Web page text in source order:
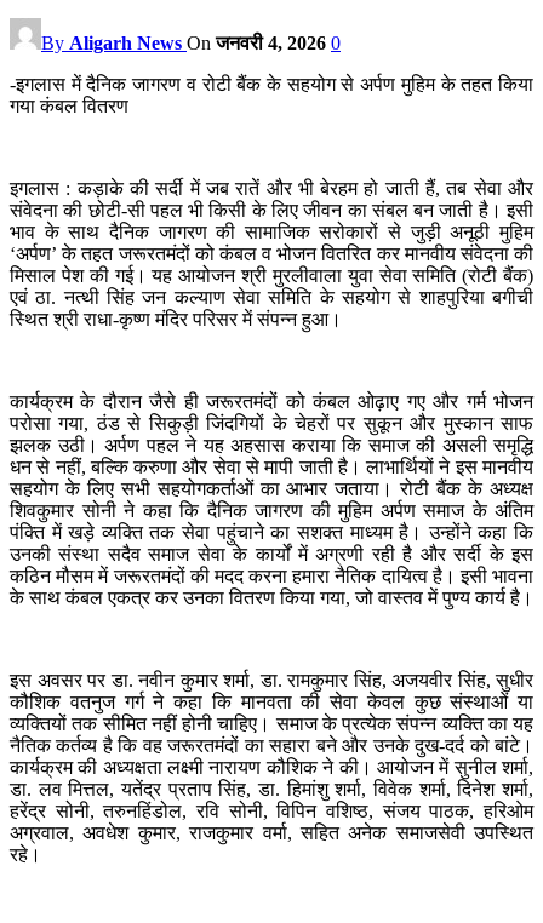
By Aligarh News Onजनवरी 4, 2026 0
-इगलास में दैनिक जागरण व रोटी बैंक के सहयोग से अर्पण मुहिम के तहत किया
गया कंबल वितरण
इगलास : कड़ाके की सर्दी में जब रातें और भी बेरहम हो जाती हैं, तब सेवा और
संवेदना की छोटी-सी पहल भी किसी के लिए जीवन का संबल बन जाती है। इसी
भाव के साथ दैनिक जागरण की सामाजिक सरोकारों से जुड़ी अनूठी मुहिम
‘अर्पण’ के तहत जरूरतमंदों को कंबल व भोजन वितरित कर मानवीय संवेदना की
मिसाल पेश की गई। यह आयोजन श्री मुरलीवाला युवा सेवा समिति (रोटी बैंक)
एवं ठा. नत्थी सिंह जन कल्याण सेवा समिति के सहयोग से शाहपुरिया बगीची
स्थित श्री राधा-कृष्ण मंदिर परिसर में संपन्न हुआ।
कार्यक्रम के दौरान जैसे ही जरूरतमंदों को कंबल ओढ़ाए गए और गर्म भोजन
परोसा गया, ठंड से सिकुड़ी जिंदगियों के चेहरों पर सुकून और मुस्कान साफ
झलक उठी। अर्पण पहल ने यह अहसास कराया कि समाज की असली समृद्धि
धन से नहीं, बल्कि करुणा और सेवा से मापी जाती है। लाभार्थियों ने इस मानवीय
सहयोग के लिए सभी सहयोगकर्ताओं का आभार जताया। रोटी बैंक के अध्यक्ष
शिवकुमार सोनी ने कहा कि दैनिक जागरण की मुहिम अर्पण समाज के अंतिम
पंक्ति में खड़े व्यक्ति तक सेवा पहुंचाने का सशक्त माध्यम है। उन्होंने कहा कि
उनकी संस्था सदैव समाज सेवा के कार्यों में अग्रणी रही है और सर्दी के इस
कठिन मौसम में जरूरतमंदों की मदद करना हमारा नैतिक दायित्व है। इसी भावना
के साथ कंबल एकत्र कर उनका वितरण किया गया, जो वास्तव में पुण्य कार्य है।
इस अवसर पर डा. नवीन कुमार शर्मा, डा. रामकुमार सिंह, अजयवीर सिंह, सुधीर
कौशिक वतनुज गर्ग ने कहा कि मानवता की सेवा केवल कुछ संस्थाओं या
व्यक्तियों तक सीमित नहीं होनी चाहिए। समाज के प्रत्येक संपन्न व्यक्ति का यह
नैतिक कर्तव्य है कि वह जरूरतमंदों का सहारा बने और उनके दुख-दर्द को बांटे।
कार्यक्रम की अध्यक्षता लक्ष्मी नारायण कौशिक ने की। आयोजन में सुनील शर्मा,
डा. लव मित्तल, यतेंद्र प्रताप सिंह, डा. हिमांशु शर्मा, विवेक शर्मा, दिनेश शर्मा,
हरेंद्र सोनी, तरुनहिंडोल, रवि सोनी, विपिन वशिष्ठ, संजय पाठक, हरिओम
अग्रवाल, अवधेश कुमार, राजकुमार वर्मा, सहित अनेक समाजसेवी उपस्थित
रहे।